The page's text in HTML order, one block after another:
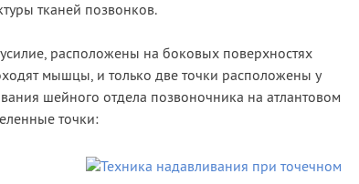
тканей позвонков.
расположены на боковых поверхностях
мышцы, и только две точки расположены у
шейного отдела позвоночника на атлантовом
точки: